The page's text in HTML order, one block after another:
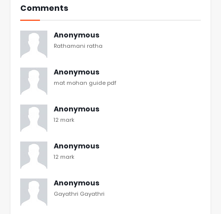
Comments
Anonymous
Rathamani ratha
Anonymous
mat mohan guide pdf
Anonymous
12 mark
Anonymous
12 mark
Anonymous
Gayathri Gayathri